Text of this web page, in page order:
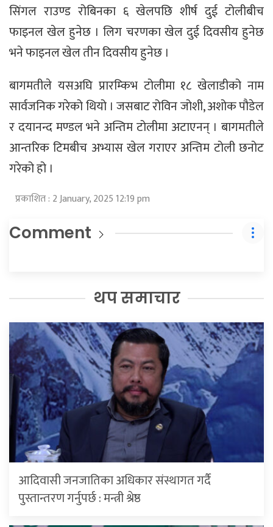
सिंगल राउण्ड रोबिनका ६ खेलपछि शीर्ष दुई टोलीबीच
फाइनल खेल हुनेछ । लिग चरणका खेल दुई दिवसीय हुनेछ
भने फाइनल खेल तीन दिवसीय हुनेछ ।
बागमतीले यसअघि प्रारम्किभ टोलीमा १८ खेलाडीको नाम
सार्वजनिक गरेको थियो । जसबाट रोविन जोशी, अशोक पौडेल
र दयानन्द मण्डल भने अन्तिम टोलीमा अटाएनन् । बागमतीले
आन्तरिक टिमबीच अभ्यास खेल गराएर अन्तिम टोली छनोट
गरेको हो ।
प्रकाशित : 2 January, 2025 12:19 pm
Comment
थप समाचार
आदिवासी जनजातिका अधिकार संस्थागत गर्दै
पुस्तान्तरण गर्नुपर्छ : मन्त्री श्रेष्ठ